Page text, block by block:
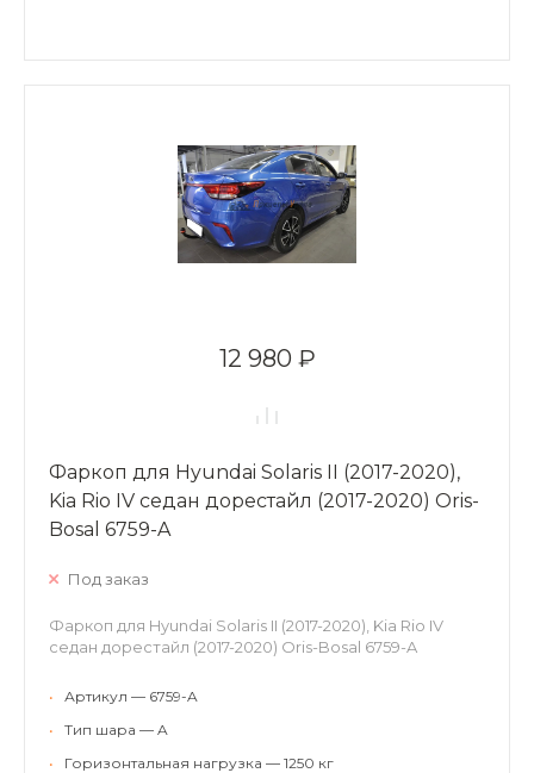
12 980 ₽
Фаркоп для Hyundai Solaris II (2017-2020),
Kia Rio IV седан дорестайл (2017-2020) Oris-
Bosal 6759-A
Под заказ
Фаркоп для Hyundai Solaris II (2017-2020), Kia Rio IV
седан дорестайл (2017-2020) Oris-Bosal 6759-A
•
Артикул — 6759-A
•
Тип шара — A
•
Горизонтальная нагрузка — 1250 кг